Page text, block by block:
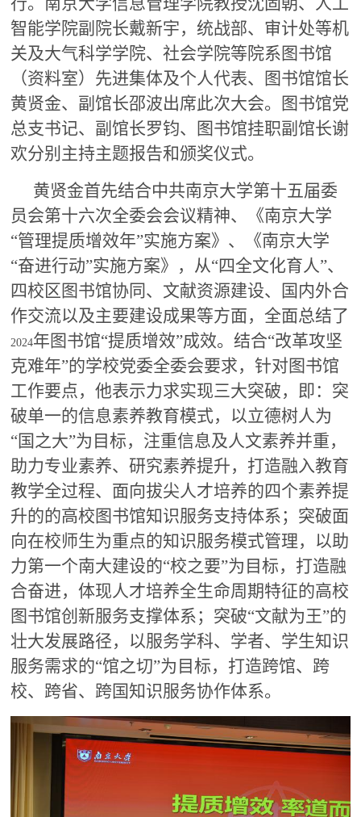
智能学院副院长戴新宇，统战部、审计处等机
关及大气科学学院、社会学院等院系图书馆
（资料室）先进集体及个人代表、图书馆馆长
黄贤金、副馆长邵波出席此次大会。图书馆党
总支书记、副馆长罗钧、图书馆挂职副馆长谢
欢分别主持主题报告和颁奖仪式。
黄贤金首先结合中共南京大学第十五届委
员会第十六次全委会会议精神、《南京大学
“管理提质增效年”实施方案》、《南京大学
“奋进行动”实施方案》，从“四全文化育人”、
四校区图书馆协同、文献资源建设、国内外合
作交流以及主要建设成果等方面，全面总结了
2024年图书馆“提质增效”成效。结合“改革攻坚
克难年”的学校党委全委会要求，针对图书馆
工作要点，他表示力求实现三大突破，即：突
破单一的信息素养教育模式，以立德树人为
“国之大”为目标，注重信息及人文素养并重，
助力专业素养、研究素养提升，打造融入教育
教学全过程、面向拔尖人才培养的四个素养提
升的的高校图书馆知识服务支持体系；突破面
向在校师生为重点的知识服务模式管理，以助
力第一个南大建设的“校之要”为目标，打造融
合奋进，体现人才培养全生命周期特征的高校
图书馆创新服务支撑体系；突破“文献为王”的
壮大发展路径，以服务学科、学者、学生知识
服务需求的“馆之切”为目标，打造跨馆、跨
校、跨省、跨国知识服务协作体系。